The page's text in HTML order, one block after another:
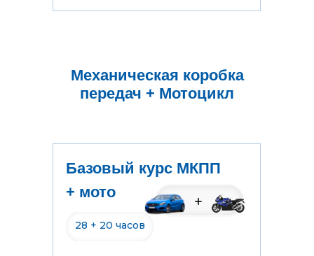
Механическая коробка
передач + Мотоцикл
Базовый курс МКПП
+ мото
28 + 20 часов